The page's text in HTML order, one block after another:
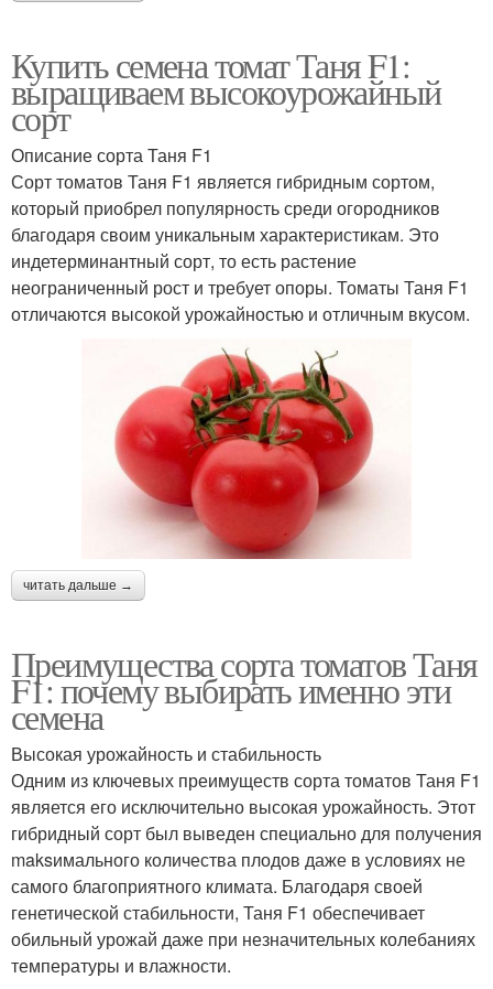
Купить семена томат Таня F1:
выращиваем высокоурожайный
сорт
Описание сорта Таня F1
Сорт томатов Таня F1 является гибридным сортом,
который приобрел популярность среди огородников
благодаря своим уникальным характеристикам. Это
индетерминантный сорт, то есть растение
неограниченный рост и требует опоры. Томаты Таня F1
отличаются высокой урожайностью и отличным вкусом.
читать дальше →
Преимущества сорта томатов Таня
F1: почему выбирать именно эти
семена
Высокая урожайность и стабильность
Одним из ключевых преимуществ сорта томатов Таня F1
является его исключительно высокая урожайность. Этот
гибридный сорт был выведен специально для получения
maksимального количества плодов даже в условиях не
самого благоприятного климата. Благодаря своей
генетической стабильности, Таня F1 обеспечивает
обильный урожай даже при незначительных колебаниях
температуры и влажности.